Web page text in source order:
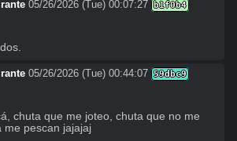
05/26/2026 (Tue) 00:07:27 b1f0b4
05/26/2026 (Tue) 00:44:07 59dbc9
chuta que me joteo, chuta que no me
me pescan jajajaj